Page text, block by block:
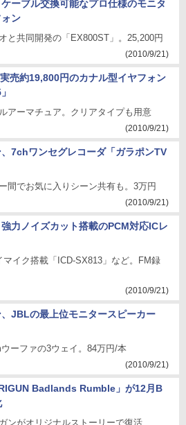
ケーブル交換可能なプロ仕様のモニタ
ン
と共同開発の「EX800ST」。25,200円
(2010/9/21)
売約19,800円のカナル型イヤフォン
アーマチュア。クリアタイプも用意
(2010/9/21)
7chワンセグレコーダ「ガラポンTV
間でお気に入りシーン共有も。3万円
(2010/9/21)
強力ノイズカット搭載のPCM対応ICレ
マイク搭載「ICD-SX813」など。FM録
(2010/9/21)
JBLの最上位モニタースピーカー
ウーファの3ウェイ。84万円/本
(2010/9/21)
Badlands Rumble」が12月B